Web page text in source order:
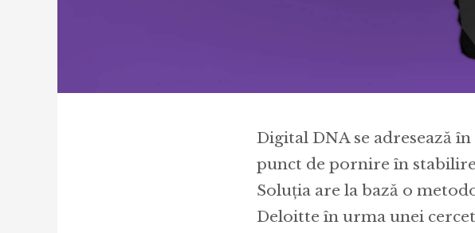
Digital DNA se adresează
punct de pornire în
Soluția are la bază o
Deloitte în urma unei